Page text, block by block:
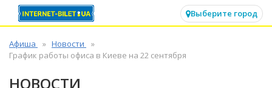
Выберите город
Афиша
Новости
График работы офиса в Киеве на 22 сентября
НОВОСТИ